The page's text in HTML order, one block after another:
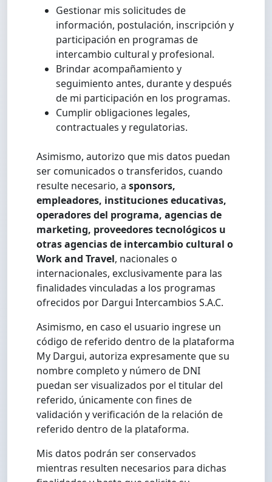
Gestionar mis solicitudes de
información, postulación, inscripción y
participación en programas de
intercambio cultural y profesional.
Brindar acompañamiento y
seguimiento antes, durante y después
de mi participación en los programas.
Cumplir obligaciones legales,
contractuales y regulatorias.
Asimismo, autorizo que mis datos puedan
ser comunicados o transferidos, cuando
resulte necesario, a sponsors,
empleadores, instituciones educativas,
operadores del programa, agencias de
marketing, proveedores tecnológicos u
otras agencias de intercambio cultural o
Work and Travel, nacionales o
internacionales, exclusivamente para las
finalidades vinculadas a los programas
ofrecidos por Dargui Intercambios S.A.C.
Asimismo, en caso el usuario ingrese un
código de referido dentro de la plataforma
My Dargui, autoriza expresamente que su
nombre completo y número de DNI
puedan ser visualizados por el titular del
referido, únicamente con fines de
validación y verificación de la relación de
referido dentro de la plataforma.
Mis datos podrán ser conservados
mientras resulten necesarios para dichas